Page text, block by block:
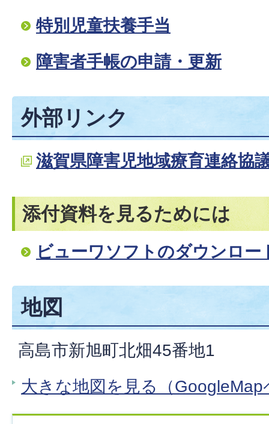
特別児童扶養手当
障害者手帳の申請・更新
外部リンク
滋賀県障害児地域療育連絡協
添付資料を見るためには
ビューワソフトのダウンロー
地図
高島市新旭町北畑45番地1
大きな地図を見る（GoogleMap